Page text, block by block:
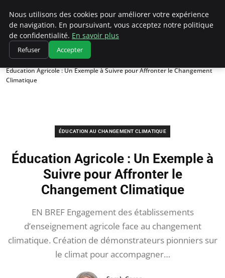
Climatedebtagents
Accueil
Éducation au changement climatique
Éducation Agricole : Un Exemple à Suivre pour Affronter le Changement
Climatique
ÉDUCATION AU CHANGEMENT CLIMATIQUE
Éducation Agricole : Un Exemple à
Suivre pour Affronter le
Changement Climatique
EN BREF Engagement des établissements
d’enseignement agricole face au changement
climatique. Création de démonstrateurs pionniers sur
le climat pour accompagner…
Nous utilisons des cookies pour améliorer votre expérience
de navigation. En poursuivant, vous acceptez notre politique
de confidentialité. En savoir plus
Refuser Accepter